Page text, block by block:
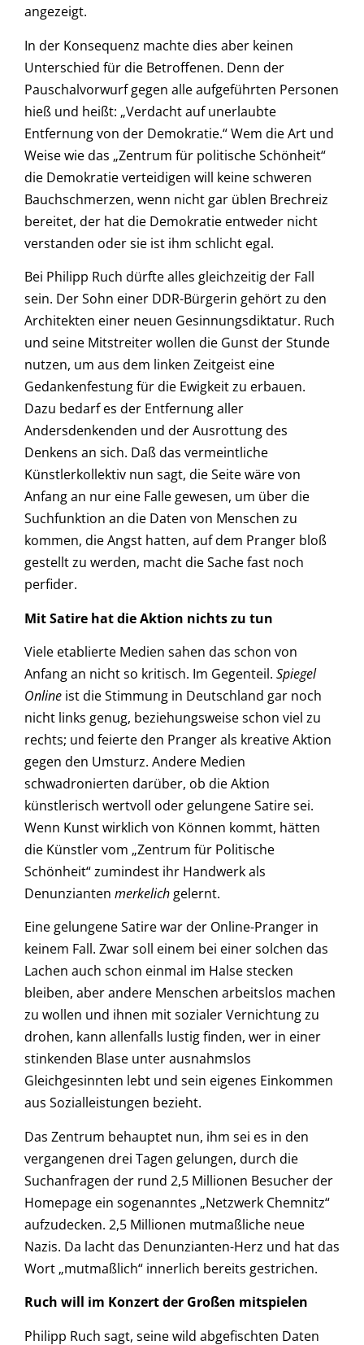
angezeigt.
In der Konsequenz machte dies aber keinen
Unterschied für die Betroffenen. Denn der
Pauschalvorwurf gegen alle aufgeführten Personen
hieß und heißt: „Verdacht auf unerlaubte
Entfernung von der Demokratie.“ Wem die Art und
Weise wie das „Zentrum für politische Schönheit“
die Demokratie verteidigen will keine schweren
Bauchschmerzen, wenn nicht gar üblen Brechreiz
bereitet, der hat die Demokratie entweder nicht
verstanden oder sie ist ihm schlicht egal.
Bei Philipp Ruch dürfte alles gleichzeitig der Fall
sein. Der Sohn einer DDR-Bürgerin gehört zu den
Architekten einer neuen Gesinnungsdiktatur. Ruch
und seine Mitstreiter wollen die Gunst der Stunde
nutzen, um aus dem linken Zeitgeist eine
Gedankenfestung für die Ewigkeit zu erbauen.
Dazu bedarf es der Entfernung aller
Andersdenkenden und der Ausrottung des
Denkens an sich. Daß das vermeintliche
Künstlerkollektiv nun sagt, die Seite wäre von
Anfang an nur eine Falle gewesen, um über die
Suchfunktion an die Daten von Menschen zu
kommen, die Angst hatten, auf dem Pranger bloß
gestellt zu werden, macht die Sache fast noch
perfider.
Mit Satire hat die Aktion nichts zu tun
Viele etablierte Medien sahen das schon von
Anfang an nicht so kritisch. Im Gegenteil. Spiegel
Online ist die Stimmung in Deutschland gar noch
nicht links genug, beziehungsweise schon viel zu
rechts; und feierte den Pranger als kreative Aktion
gegen den Umsturz. Andere Medien
schwadronierten darüber, ob die Aktion
künstlerisch wertvoll oder gelungene Satire sei.
Wenn Kunst wirklich von Können kommt, hätten
die Künstler vom „Zentrum für Politische
Schönheit“ zumindest ihr Handwerk als
Denunzianten merkelich gelernt.
Eine gelungene Satire war der Online-Pranger in
keinem Fall. Zwar soll einem bei einer solchen das
Lachen auch schon einmal im Halse stecken
bleiben, aber andere Menschen arbeitslos machen
zu wollen und ihnen mit sozialer Vernichtung zu
drohen, kann allenfalls lustig finden, wer in einer
stinkenden Blase unter ausnahmslos
Gleichgesinnten lebt und sein eigenes Einkommen
aus Sozialleistungen bezieht.
Das Zentrum behauptet nun, ihm sei es in den
vergangenen drei Tagen gelungen, durch die
Suchanfragen der rund 2,5 Millionen Besucher der
Homepage ein sogenanntes „Netzwerk Chemnitz“
aufzudecken. 2,5 Millionen mutmaßliche neue
Nazis. Da lacht das Denunzianten-Herz und hat das
Wort „mutmaßlich“ innerlich bereits gestrichen.
Ruch will im Konzert der Großen mitspielen
Philipp Ruch sagt, seine wild abgefischten Daten